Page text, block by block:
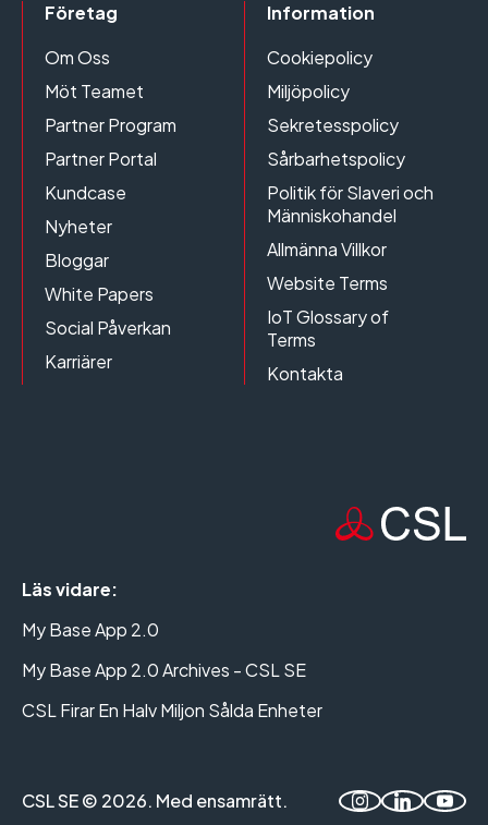
Företag
Om Oss
Möt Teamet
Partner Program
Partner Portal
Kundcase
Nyheter
Bloggar
White Papers
Social Påverkan
Karriärer
Information
Cookiepolicy
Miljöpolicy
Sekretesspolicy
Sårbarhetspolicy
Politik för Slaveri och
Människohandel
Allmänna Villkor
Website Terms
IoT Glossary of
Terms
Kontakta
Läs vidare:
My Base App 2.0
My Base App 2.0 Archives - CSL SE
CSL Firar En Halv Miljon Sålda Enheter
CSL SE © 2026. Med ensamrätt.